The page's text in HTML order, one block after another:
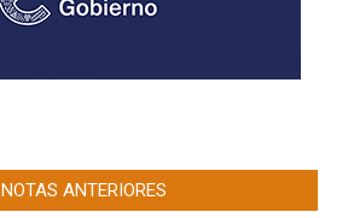
NOTAS ANTERIORES